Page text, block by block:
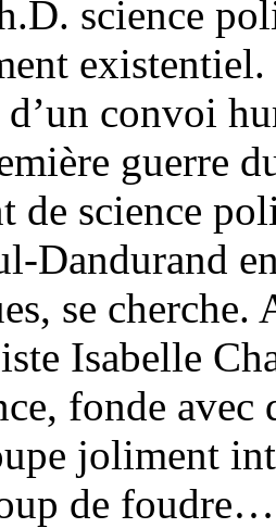
science
d’un convoi
guerre
de science
Dandurand
se cherche.
Isabelle
fonde avec
joliment
de foudre…